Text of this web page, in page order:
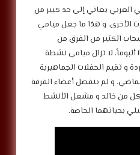
العربي يعاني إلى حد كبير من
الأخرى، و هذا ما جعل ميامي
الكثير من الفرق من
الأضواء. و بعدد يقدر بحوالي ١٣ ألبوماً، لا تزال ميامي نشطة
و تقيم الحفلات الجماهيرية
و لم ينفصل أعضاء الفرقة
كل من خالد و مشعل الأنشط
بحياتهما الخاصة.